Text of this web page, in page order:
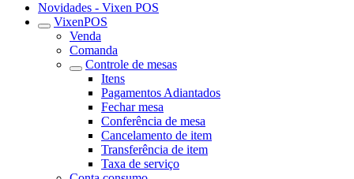
Novidades - Vixen POS
VixenPOS
Venda
Comanda
Controle de mesas
Itens
Pagamentos Adiantados
Fechar mesa
Conferência de mesa
Cancelamento de item
Transferência de item
Taxa de serviço